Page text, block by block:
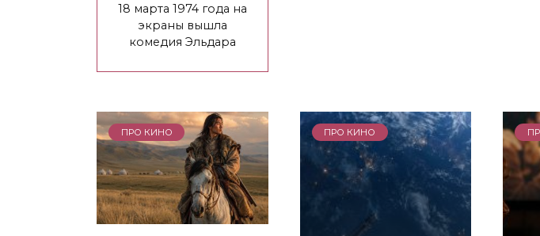
18 марта 1974 года на
экраны вышла
комедия Эльдара
ПРО КИНО ПРО КИНО